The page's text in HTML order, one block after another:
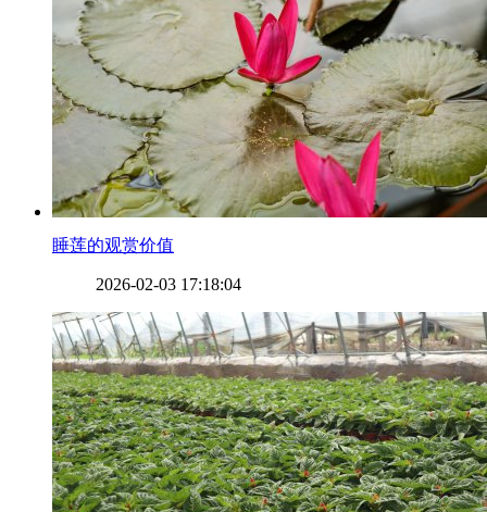
​睡莲的观赏价值
2026-02-03 17:18:04